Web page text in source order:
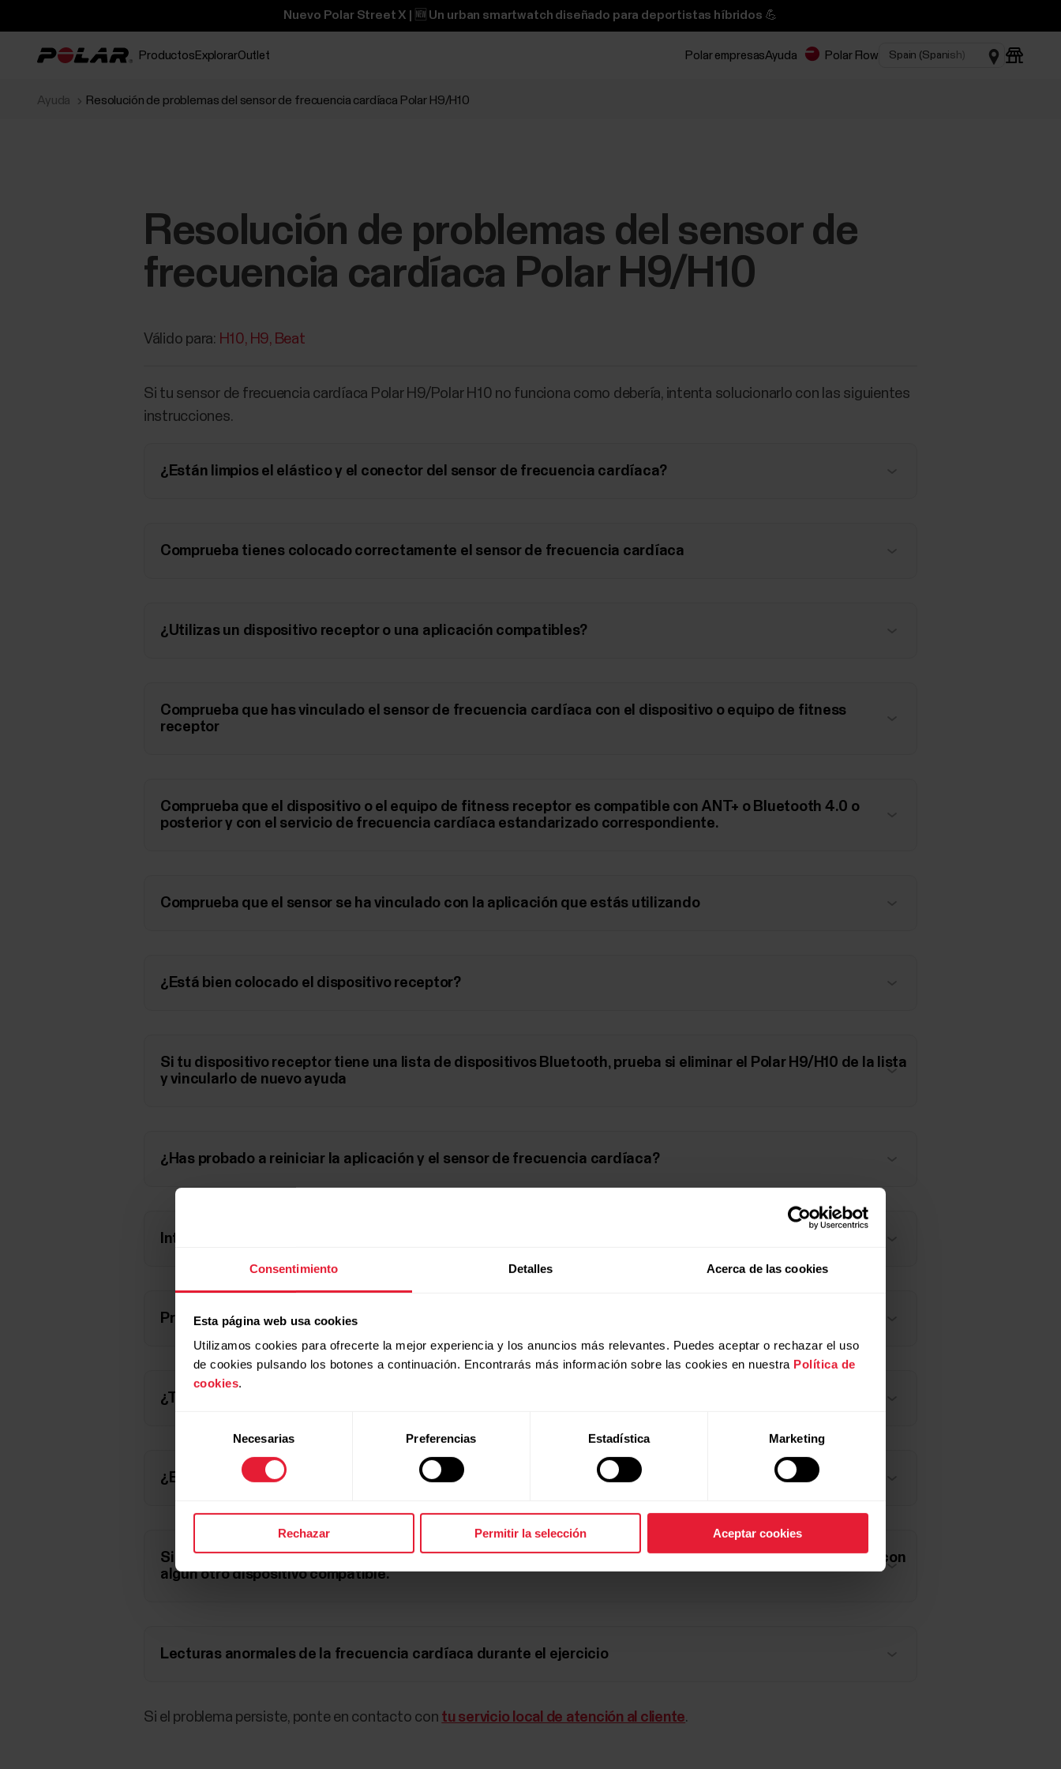
Consentimiento Detalles Acerca de las cookies
Esta página web usa cookies
Utilizamos cookies para ofrecerte la mejor experiencia y los anuncios más relevantes. Puedes aceptar o rechazar el uso
de cookies pulsando los botones a continuación. Encontrarás más información sobre las cookies en nuestra Política de
cookies.
consentimiento
Necesarias Preferencias Estadística Marketing
Rechazar Permitir la selección Aceptar cookies
Nuevo Polar Street X | 🆕 Un urban smartwatch diseñado para deportistas híbridos 💪
Productos ExplorarOutlet Polar empresasAyuda Polar Flow
Ayuda Resolución de problemas del sensor de frecuencia cardíaca Polar H9/H10
Resolución de problemas del sensor de
frecuencia cardíaca Polar H9/H10
Válido para: H10 H9 Beat
Si tu sensor de frecuencia cardíaca Polar H9/Polar H10 no funciona como debería, intenta solucionarlo con las siguientes
instrucciones.
¿Están limpios el elástico y el conector del sensor de frecuencia cardíaca?
Comprueba tienes colocado correctamente el sensor de frecuencia cardíaca
¿Utilizas un dispositivo receptor o una aplicación compatibles?
Comprueba que has vinculado el sensor de frecuencia cardíaca con el dispositivo o equipo de fitness
receptor
Comprueba que el dispositivo o el equipo de fitness receptor es compatible con ANT+ o Bluetooth 4.0 o
posterior y con el servicio de frecuencia cardíaca estandarizado correspondiente.
Comprueba que el sensor se ha vinculado con la aplicación que estás utilizando
¿Está bien colocado el dispositivo receptor?
Si tu dispositivo receptor tiene una lista de dispositivos Bluetooth, prueba si eliminar el Polar H9/H10 de la lista
y vincularlo de nuevo ayuda
¿Has probado a reiniciar la aplicación y el sensor de frecuencia cardíaca?
Intenta reiniciar el dispositivo receptor para ver si eso ayuda
Prueba si restablecer el dispositivo a los ajustes de fábrica soluciona el problema (H9/H10)
¿Tiene el sensor de frecuencia cardíaca la última versión de firmware?
¿Es posible que se esté agotando la pila del sensor de frecuencia cardíaca?
Si es posible, prueba si el sensor de frecuencia cardíaca funciona con alguna otra aplicación compatible o con
algún otro dispositivo compatible.
Lecturas anormales de la frecuencia cardíaca durante el ejercicio
Si el problema persiste, ponte en contacto con tu servicio local de atención al cliente.